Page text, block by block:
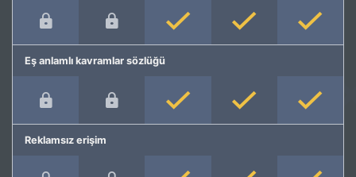
Eş anlamlı kavramlar sözlüğü
Reklamsız erişim